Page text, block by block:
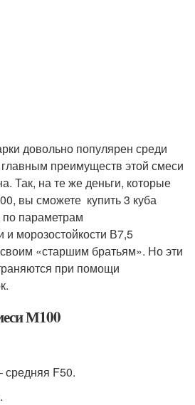
довольно популярен среди
преимуществ этой смеси
Так, на те же деньги, которые
вы сможете купить 3 куба
параметрам
морозостойкости В7,5
своим «старшим братьям». Но эти
при помощи
М100
средняя F50.